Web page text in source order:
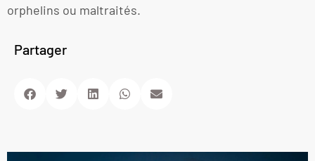
orphelins ou maltraités.
Partager